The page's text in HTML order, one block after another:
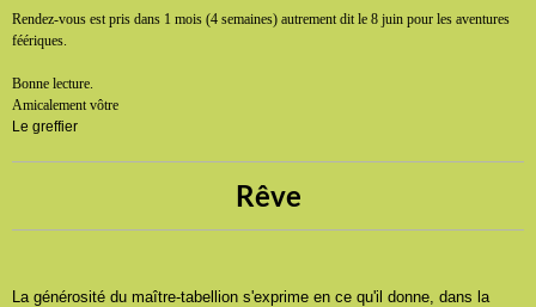
Rendez-vous est pris dans 1 mois (4 semaines) autrement dit le 8 juin pour les aventures
féériques.
Bonne lecture.
Amicalement vôtre
Le greffier
Rêve
La générosité du maître-tabellion s'exprime en ce qu'il donne, dans la